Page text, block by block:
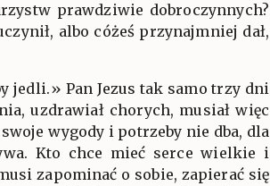
prawdziwie dobroczynnych?
albo cóżeś przynajmniej dał,
jedli.» Pan Jezus tak samo trzy dni
uzdrawiał chorych, musiał więc
wygody i potrzeby nie dba, dla
Kto chce mieć serce wielkie i
zapominać o sobie, zapierać się